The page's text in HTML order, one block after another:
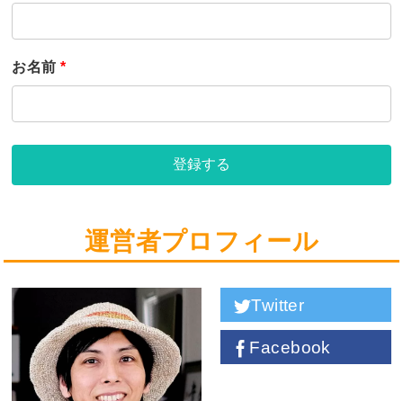
お名前 *
登録する
運営者プロフィール
Twitter
Facebook